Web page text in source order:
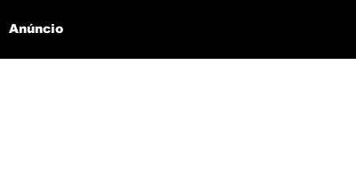
Anúncio